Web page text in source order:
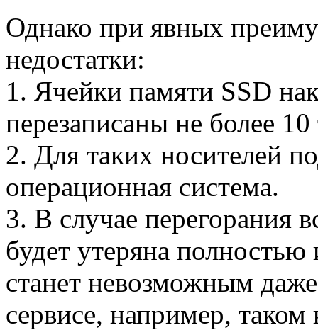
Однако при явных
недостатки:
1. Ячейки памяти SSD
перезаписаны не более
2. Для таких носителей
операционная система.
3. В случае перегорания
будет утеряна
станет невозможным
сервисе, например, таком